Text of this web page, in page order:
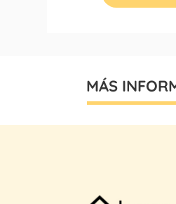
MÁS